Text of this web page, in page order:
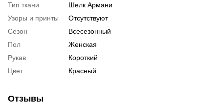
Тип ткани
Шелк Армани
Узоры и принты
Отсутствуют
Сезон
Всесезонный
Пол
Женская
Рукав
Короткий
Цвет
Красный
Отзывы